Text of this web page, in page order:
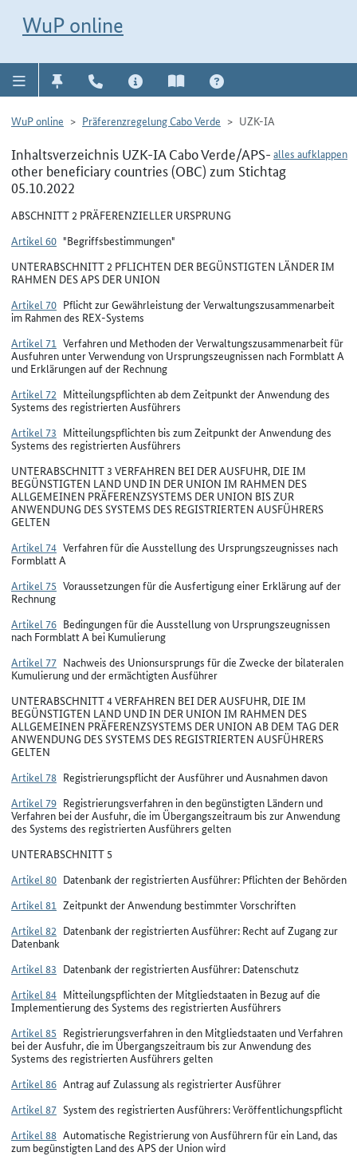
WuP online
WuP online Präferenzregelung Cabo Verde UZK-IA
alles aufklappen
Inhaltsverzeichnis UZK-IA Cabo Verde/APS-
other beneficiary countries (OBC) zum Stichtag
05.10.2022
ABSCHNITT 2 PRÄFERENZIELLER URSPRUNG
Artikel 60 "Begriffsbestimmungen"
UNTERABSCHNITT 2 PFLICHTEN DER BEGÜNSTIGTEN LÄNDER IM
RAHMEN DES APS DER UNION
Artikel 70 Pflicht zur Gewährleistung der Verwaltungszusammenarbeit
im Rahmen des REX-Systems
Artikel 71 Verfahren und Methoden der Verwaltungszusammenarbeit für
Ausfuhren unter Verwendung von Ursprungszeugnissen nach Formblatt A
und Erklärungen auf der Rechnung
Artikel 72 Mitteilungspflichten ab dem Zeitpunkt der Anwendung des
Systems des registrierten Ausführers
Artikel 73 Mitteilungspflichten bis zum Zeitpunkt der Anwendung des
Systems des registrierten Ausführers
UNTERABSCHNITT 3 VERFAHREN BEI DER AUSFUHR, DIE IM
BEGÜNSTIGTEN LAND UND IN DER UNION IM RAHMEN DES
ALLGEMEINEN PRÄFERENZSYSTEMS DER UNION BIS ZUR
ANWENDUNG DES SYSTEMS DES REGISTRIERTEN AUSFÜHRERS
GELTEN
Artikel 74 Verfahren für die Ausstellung des Ursprungszeugnisses nach
Formblatt A
Artikel 75 Voraussetzungen für die Ausfertigung einer Erklärung auf der
Rechnung
Artikel 76 Bedingungen für die Ausstellung von Ursprungszeugnissen
nach Formblatt A bei Kumulierung
Artikel 77 Nachweis des Unionsursprungs für die Zwecke der bilateralen
Kumulierung und der ermächtigten Ausführer
UNTERABSCHNITT 4 VERFAHREN BEI DER AUSFUHR, DIE IM
BEGÜNSTIGTEN LAND UND IN DER UNION IM RAHMEN DES
ALLGEMEINEN PRÄFERENZSYSTEMS DER UNION AB DEM TAG DER
ANWENDUNG DES SYSTEMS DES REGISTRIERTEN AUSFÜHRERS
GELTEN
Artikel 78 Registrierungspflicht der Ausführer und Ausnahmen davon
Artikel 79 Registrierungsverfahren in den begünstigten Ländern und
Verfahren bei der Ausfuhr, die im Übergangszeitraum bis zur Anwendung
des Systems des registrierten Ausführers gelten
UNTERABSCHNITT 5
Artikel 80 Datenbank der registrierten Ausführer: Pflichten der Behörden
Artikel 81 Zeitpunkt der Anwendung bestimmter Vorschriften
Artikel 82 Datenbank der registrierten Ausführer: Recht auf Zugang zur
Datenbank
Artikel 83 Datenbank der registrierten Ausführer: Datenschutz
Artikel 84 Mitteilungspflichten der Mitgliedstaaten in Bezug auf die
Implementierung des Systems des registrierten Ausführers
Artikel 85 Registrierungsverfahren in den Mitgliedstaaten und Verfahren
bei der Ausfuhr, die im Übergangszeitraum bis zur Anwendung des
Systems des registrierten Ausführers gelten
Artikel 86 Antrag auf Zulassung als registrierter Ausführer
Artikel 87 System des registrierten Ausführers: Veröffentlichungspflicht
Artikel 88 Automatische Registrierung von Ausführern für ein Land, das
zum begünstigten Land des APS der Union wird